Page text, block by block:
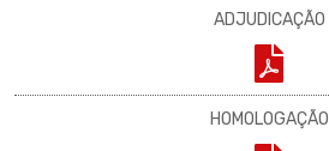
ADJUDICAÇÃO
HOMOLOGAÇÃO